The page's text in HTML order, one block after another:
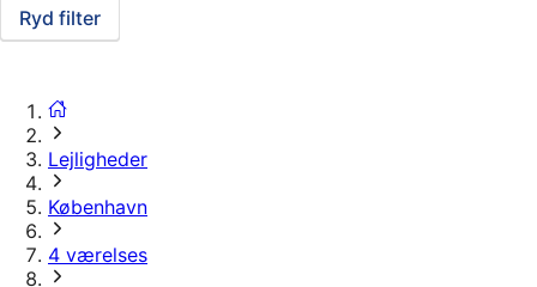
Ryd filter
Lejligheder
København
4 værelses